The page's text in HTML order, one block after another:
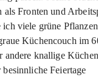
als Fronten und
ich viele grüne
Küchencouch im
andere knallige
Feiertage